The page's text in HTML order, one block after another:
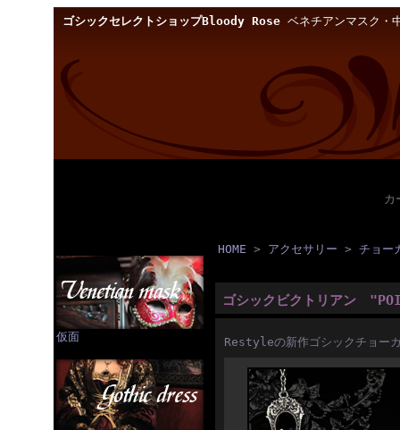
ゴシックセレクトショップBloody Roseベネチアンマスク・
カ
仮面
HOME > アクセサリー > チョー
ゴシックビクトリアン
Restyleの新作ゴシックチョー